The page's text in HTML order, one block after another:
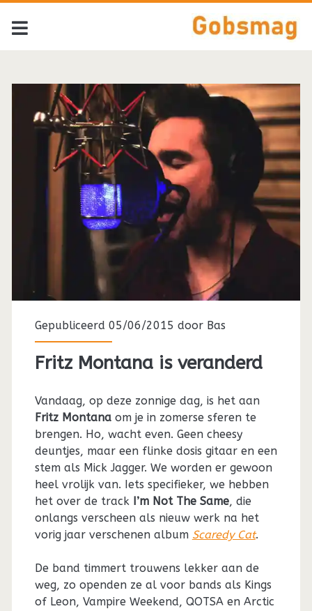
Gepubliceerd 05/06/2015 door Bas
Fritz Montana is veranderd
Vandaag, op deze zonnige dag, is het aan
Fritz Montanaom je in zomerse sferen te
brengen. Ho, wacht even. Geen cheesy
deuntjes, maar een flinke dosis gitaar en een
stem als Mick Jagger. We worden er gewoon
heel vrolijk van. Iets specifieker, we hebben
het over de track I’m Not The Same, die
onlangs verscheen als nieuw werk na het
vorig jaar verschenen album Scaredy Cat.
De band timmert trouwens lekker aan de
weg, zo openden ze al voor bands als Kings
of Leon, Vampire Weekend, QOTSA en Arctic